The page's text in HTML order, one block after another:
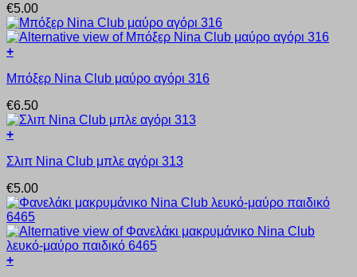
να
επιλεγούν
στη
σελίδα
του
προϊόντος
έχει
πολλαπλές
παραλλαγές.
Οι
μπορούν
επιλεγούν
στη
σελίδα
του
προϊόντος
€5.00
+
το
έχει
πολλαπλές
παραλλαγές.
επιλογές
να
επιλεγούν
στη
σελίδα
του
προϊόντος
Μπόξερ Nina Club μαύρο αγόρι 316
€6.50
+
το
έχει
πολλαπλές
παραλλαγές.
Οι
επιλογές
μπορούν
Σλιπ Nina Club μπλε αγόρι 313
€5.00
+